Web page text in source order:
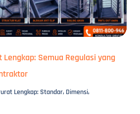
Lengkap: Semua Regulasi yang
Lengkap: Standar, Dimensi,